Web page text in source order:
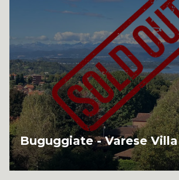
Buguggiate - Varese